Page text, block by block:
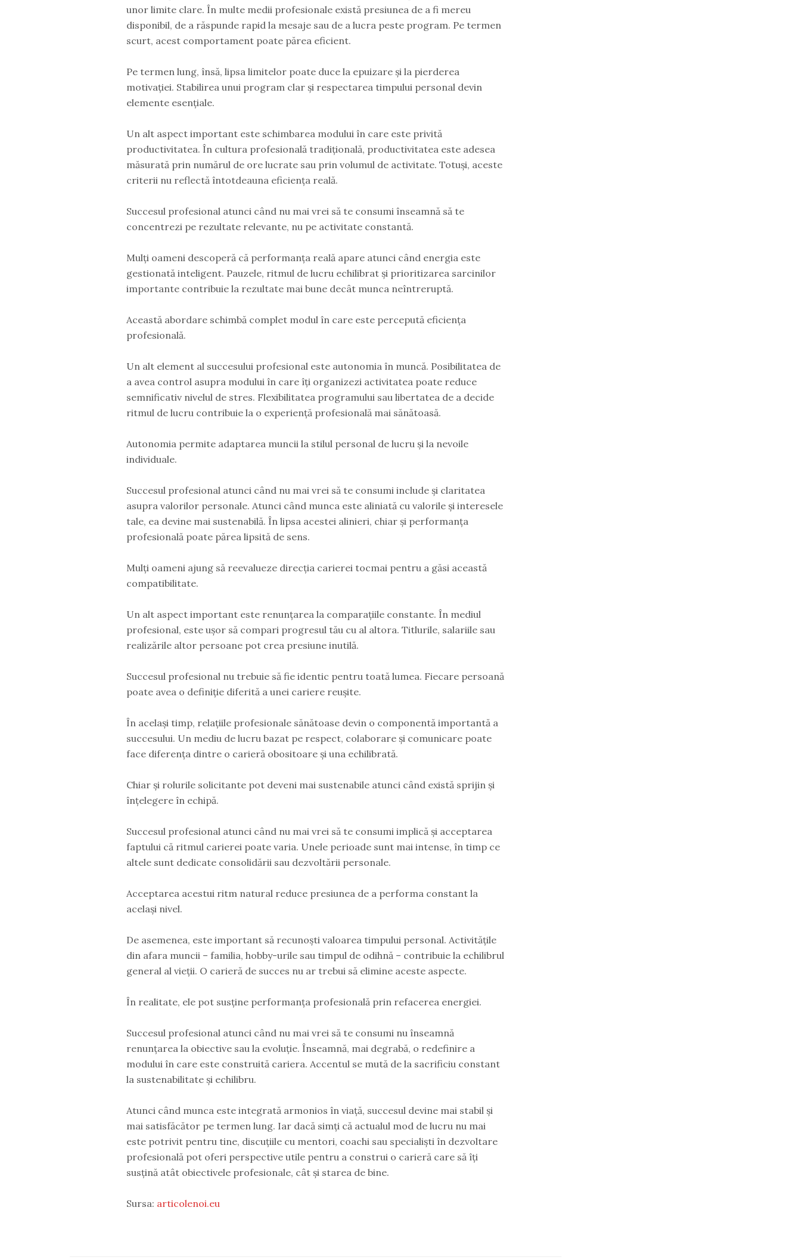
unor limite clare. În multe medii profesionale există presiunea de a fi mereu
disponibil, de a răspunde rapid la mesaje sau de a lucra peste program. Pe termen
scurt, acest comportament poate părea eficient.
Pe termen lung, însă, lipsa limitelor poate duce la epuizare și la pierderea
motivației. Stabilirea unui program clar și respectarea timpului personal devin
elemente esențiale.
Un alt aspect important este schimbarea modului în care este privită
productivitatea. În cultura profesională tradițională, productivitatea este adesea
măsurată prin numărul de ore lucrate sau prin volumul de activitate. Totuși, aceste
criterii nu reflectă întotdeauna eficiența reală.
Succesul profesional atunci când nu mai vrei să te consumi înseamnă să te
concentrezi pe rezultate relevante, nu pe activitate constantă.
Mulți oameni descoperă că performanța reală apare atunci când energia este
gestionată inteligent. Pauzele, ritmul de lucru echilibrat și prioritizarea sarcinilor
importante contribuie la rezultate mai bune decât munca neîntreruptă.
Această abordare schimbă complet modul în care este percepută eficiența
profesională.
Un alt element al succesului profesional este autonomia în muncă. Posibilitatea de
a avea control asupra modului în care îți organizezi activitatea poate reduce
semnificativ nivelul de stres. Flexibilitatea programului sau libertatea de a decide
ritmul de lucru contribuie la o experiență profesională mai sănătoasă.
Autonomia permite adaptarea muncii la stilul personal de lucru și la nevoile
individuale.
Succesul profesional atunci când nu mai vrei să te consumi include și claritatea
asupra valorilor personale. Atunci când munca este aliniată cu valorile și interesele
tale, ea devine mai sustenabilă. În lipsa acestei alinieri, chiar și performanța
profesională poate părea lipsită de sens.
Mulți oameni ajung să reevalueze direcția carierei tocmai pentru a găsi această
compatibilitate.
Un alt aspect important este renunțarea la comparațiile constante. În mediul
profesional, este ușor să compari progresul tău cu al altora. Titlurile, salariile sau
realizările altor persoane pot crea presiune inutilă.
Succesul profesional nu trebuie să fie identic pentru toată lumea. Fiecare persoană
poate avea o definiție diferită a unei cariere reușite.
În același timp, relațiile profesionale sănătoase devin o componentă importantă a
succesului. Un mediu de lucru bazat pe respect, colaborare și comunicare poate
face diferența dintre o carieră obositoare și una echilibrată.
Chiar și rolurile solicitante pot deveni mai sustenabile atunci când există sprijin și
înțelegere în echipă.
Succesul profesional atunci când nu mai vrei să te consumi implică și acceptarea
faptului că ritmul carierei poate varia. Unele perioade sunt mai intense, în timp ce
altele sunt dedicate consolidării sau dezvoltării personale.
Acceptarea acestui ritm natural reduce presiunea de a performa constant la
același nivel.
De asemenea, este important să recunoști valoarea timpului personal. Activitățile
din afara muncii – familia, hobby-urile sau timpul de odihnă – contribuie la echilibrul
general al vieții. O carieră de succes nu ar trebui să elimine aceste aspecte.
În realitate, ele pot susține performanța profesională prin refacerea energiei.
Succesul profesional atunci când nu mai vrei să te consumi nu înseamnă
renunțarea la obiective sau la evoluție. Înseamnă, mai degrabă, o redefinire a
modului în care este construită cariera. Accentul se mută de la sacrificiu constant
la sustenabilitate și echilibru.
Atunci când munca este integrată armonios în viață, succesul devine mai stabil și
mai satisfăcător pe termen lung. Iar dacă simți că actualul mod de lucru nu mai
este potrivit pentru tine, discuțiile cu mentori, coachi sau specialiști în dezvoltare
profesională pot oferi perspective utile pentru a construi o carieră care să îți
susțină atât obiectivele profesionale, cât și starea de bine.
Sursa: articolenoi.eu